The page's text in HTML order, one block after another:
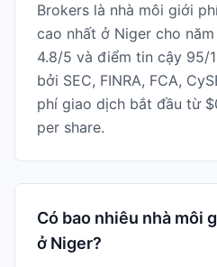
Brokers là nhà môi giới
cao nhất ở Niger cho
4.8/5 và điểm tin cậy 95/
bởi SEC, FINRA, FCA,
phí giao dịch bắt đầu từ
per share.
Có bao nhiêu nhà môi
ở Niger?